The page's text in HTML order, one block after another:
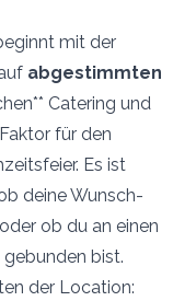
mit der
abgestimmten
Catering und
für den
Es ist
deine Wunsch-
ob du an einen
bist.
der Location: